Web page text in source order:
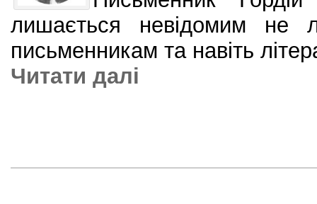
лишається невідомим
письменникам та навіть
Читати далi